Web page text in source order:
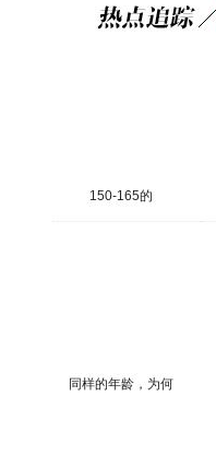
150-165的
同样的年龄，为何